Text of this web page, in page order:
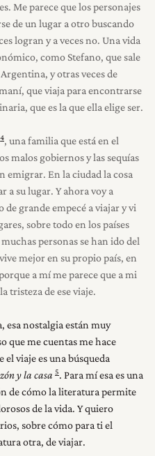
Me parece que los personajes
de un lugar a otro buscando
logran y a veces no. Una vida
como Stefano, que sale
y otras veces de
que viaja para encontrarse
que es la que ella elige ser.
4, una familia que está en el
malos gobiernos y las sequías
emigrar. En la ciudad la cosa
a su lugar. Y ahora voy a
grande empecé a viajar y vi
sobre todo en los países
personas se han ido del
mejor en su propio país, en
a mí me parece que a mi
tristeza de ese viaje.
esa nostalgia están muy
que me cuentas me hace
viaje es una búsqueda
y la casa 5. Para mí esa es una
de cómo la literatura permite
de la vida. Y quiero
sobre cómo para ti el
otra, de viajar.